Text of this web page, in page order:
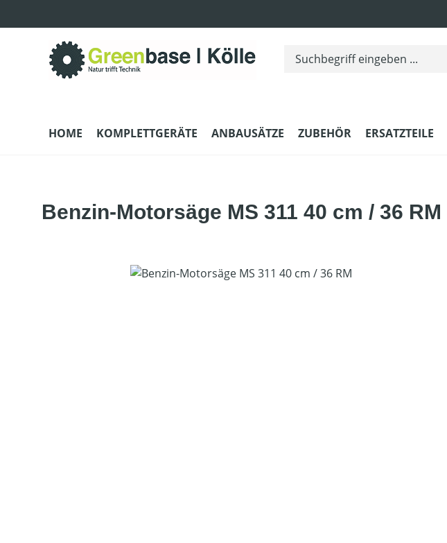
HOME KOMPLETTGERÄTE ANBAUSÄTZE ZUBEHÖR ERSATZTEILE
Benzin-Motorsäge MS 311 40 cm / 36 RM
Bildergalerie überspringen